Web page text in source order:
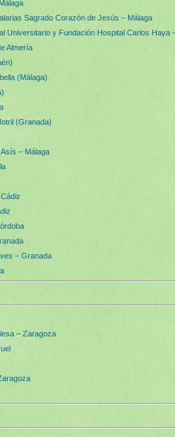
Sagrado Corazón de Jesús – Málaga
Universitario y Fundación Hospital Carlos Haya
Almería
(Málaga)
(Granada)
– Málaga
– Granada
– Zaragoza